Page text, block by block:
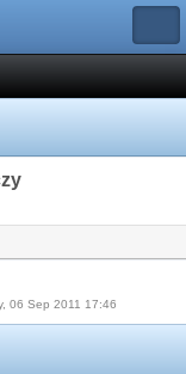
06 Sep 2011 17:46